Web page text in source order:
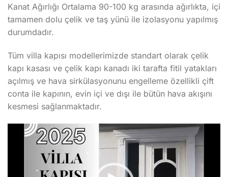
Kanat Ağırlığı Ortalama 90-100 kg arasında ağırlıkta, içi
tamamen dolu çelik ve taş yünü ile izolasyonu yapılmış
durumdadır.
Tüm villa kapısı modellerimizde standart olarak çelik
kapı kasası ve çelik kapı kanadı iki tarafta fitil yatakları
açılmış ve hava sirkülasyonunu engelleme özellikli çift
conta ile kapının, evin içi ve dışı ile bütün hava akışını
kesmesi sağlanmaktadır.
Video
oynatıcı